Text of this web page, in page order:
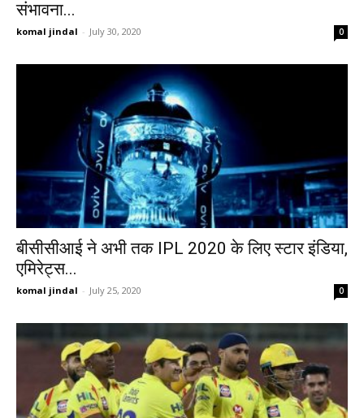
संभावना...
komal jindal - July 30, 2020 0
बीसीसीआई ने अभी तक IPL 2020 के लिए स्टार इंडिया,
एमिरेट्स...
komal jindal - July 25, 2020 0